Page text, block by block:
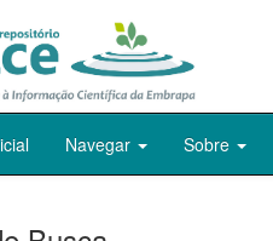
Navegar Sobre